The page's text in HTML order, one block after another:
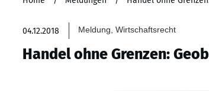
04.12.2018 Meldung, Wirtschaftsrecht
Handel ohne Grenzen: